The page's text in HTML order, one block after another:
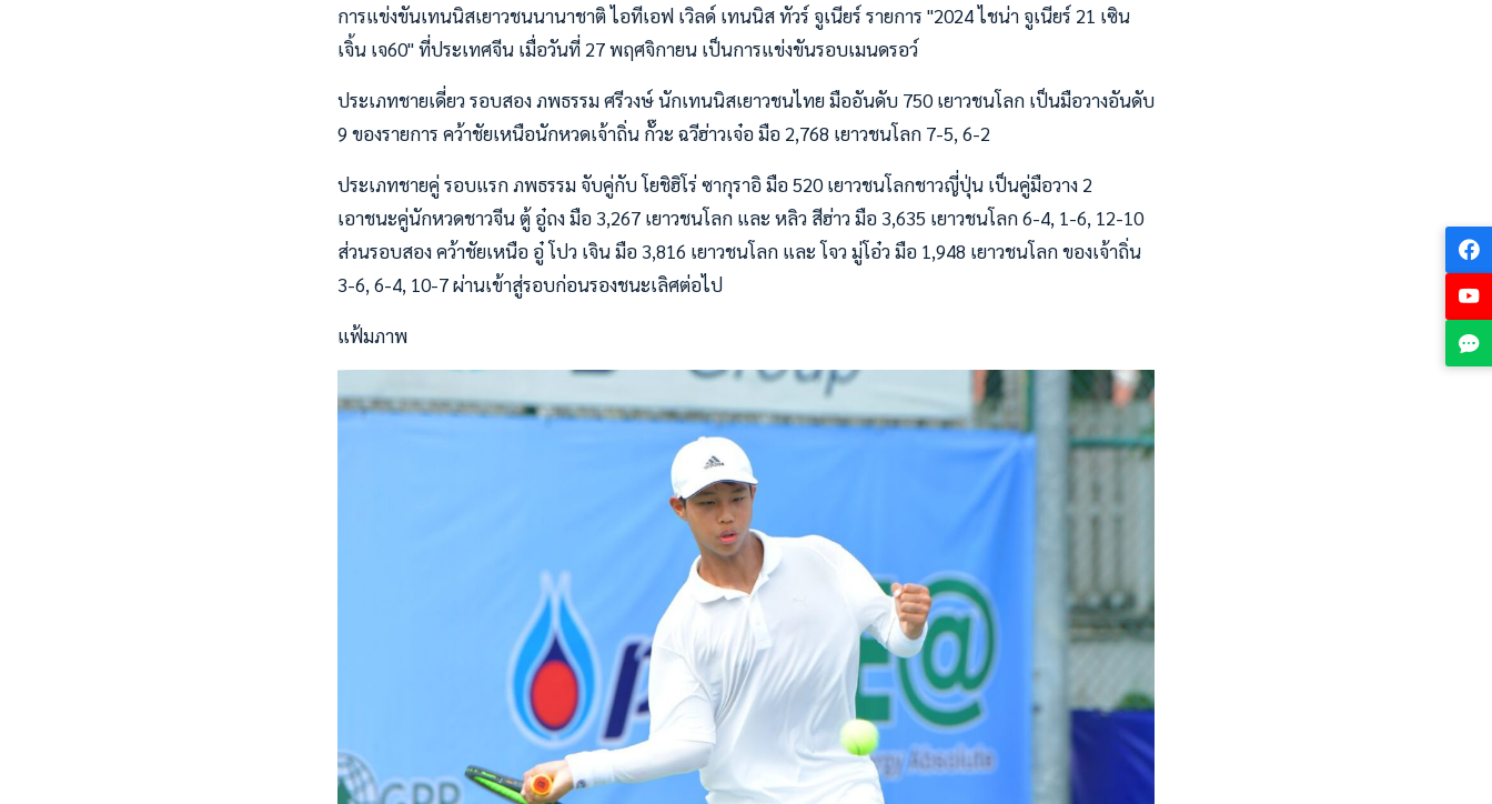
การแข่งขันเทนนิสเยาวชนนานาชาติ ไอทีเอฟ เวิลด์ เทนนิส ทัวร์ จูเนียร์ รายการ "2024 ไชน่า จูเนียร์ 21 เซิน
เจิ้น เจ60" ที่ประเทศจีน เมื่อวันที่ 27 พฤศจิกายน เป็นการแข่งขันรอบเมนดรอว์
ประเภทชายเดี่ยว รอบสอง ภพธรรม ศรีวงษ์ นักเทนนิสเยาวชนไทย มืออันดับ 750 เยาวชนโลก เป็นมือวางอันดับ
9 ของรายการ คว้าชัยเหนือนักหวดเจ้าถิ่น กั๊วะ ฉวีฮ่าวเจ๋อ มือ 2,768 เยาวชนโลก 7-5, 6-2
ประเภทชายคู่ รอบแรก ภพธรรม จับคู่กับ โยชิฮิโร่ ซากุราอิ มือ 520 เยาวชนโลกชาวญี่ปุ่น เป็นคู่มือวาง 2
เอาชนะคู่นักหวดชาวจีน ตู้ อู๋ถง มือ 3,267 เยาวชนโลก และ หลิว สีฮ่าว มือ 3,635 เยาวชนโลก 6-4, 1-6, 12-10
ส่วนรอบสอง คว้าชัยเหนือ อู๋ โปว เจิน มือ 3,816 เยาวชนโลก และ โจว มู่โอ๋ว มือ 1,948 เยาวชนโลก ของเจ้าถิ่น
3-6, 6-4, 10-7 ผ่านเข้าสู่รอบก่อนรองชนะเลิศต่อไป
แฟ้มภาพ